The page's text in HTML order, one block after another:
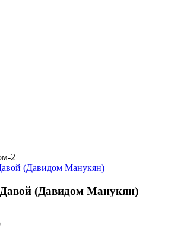
2
(Давидом Манукян)